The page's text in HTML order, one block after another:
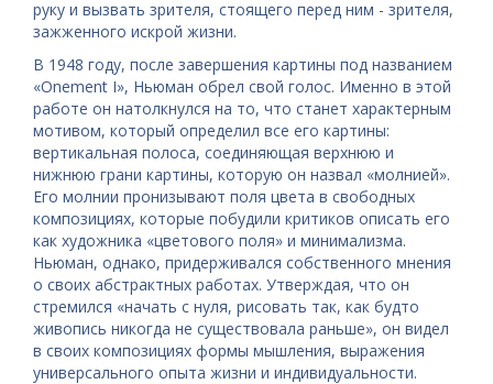
руку и вызвать зрителя, стоящего перед ним - зрителя,
зажженного искрой жизни.
В 1948 году, после завершения картины под названием
«Onement I», Ньюман обрел свой голос. Именно в этой
работе он натолкнулся на то, что станет характерным
мотивом, который определил все его картины:
вертикальная полоса, соединяющая верхнюю и
нижнюю грани картины, которую он назвал «молнией».
Его молнии пронизывают поля цвета в свободных
композициях, которые побудили критиков описать его
как художника «цветового поля» и минимализма.
Ньюман, однако, придерживался собственного мнения
о своих абстрактных работах. Утверждая, что он
стремился «начать с нуля, рисовать так, как будто
живопись никогда не существовала раньше», он видел
в своих композициях формы мышления, выражения
универсального опыта жизни и индивидуальности.